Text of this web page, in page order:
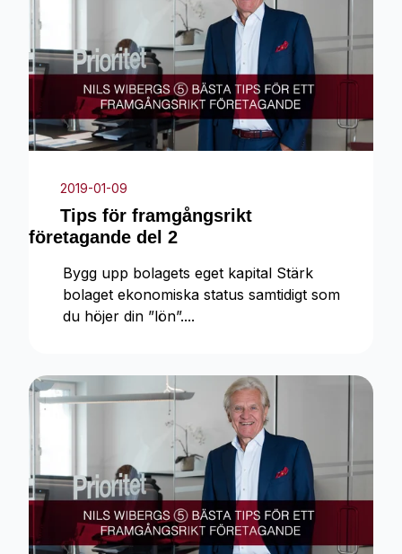
2019-01-09
Tips för framgångsrikt
företagande del 2
Bygg upp bolagets eget kapital Stärk
bolaget ekonomiska status samtidigt som
du höjer din ”lön”....